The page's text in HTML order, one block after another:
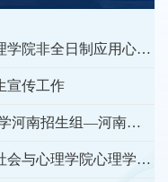
2026年中央财经大学社会与心理学院非全日制应用心理硕士（双证）招生说明
宣传工作
【青春社心·资讯】中央财经大学河南招生组—河南籍新生座谈会顺利召开
中财心理20年｜中央财经大学社会与心理学院心理学学科介绍